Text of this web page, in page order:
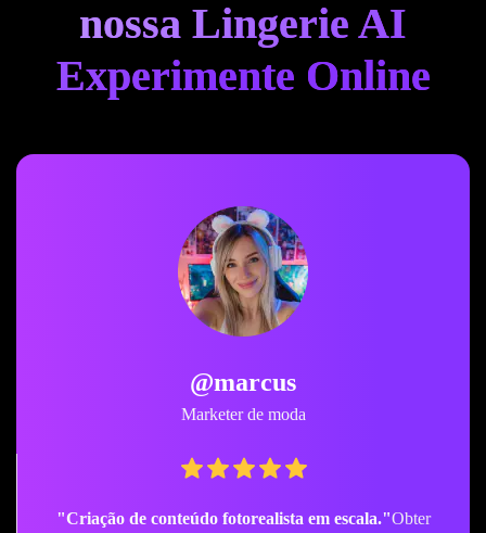
nossa Lingerie AI
Experimente Online
@marcus
Marketer de moda
"Criação de conteúdo fotorealista em escala."Obter